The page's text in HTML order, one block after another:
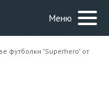
Меню
футболки "Superhero" от